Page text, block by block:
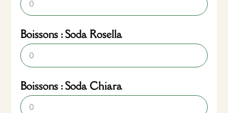
Boissons : Soda Rosella
Boissons : Soda Chiara